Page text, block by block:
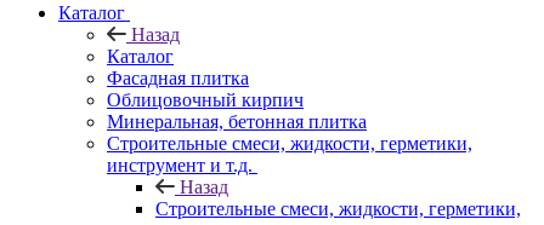
Каталог
Назад
Каталог
Фасадная плитка
Облицовочный кирпич
Минеральная, бетонная плитка
Строительные смеси, жидкости, герметики,
инструмент и т.д.
Назад
Строительные смеси, жидкости, герметики,